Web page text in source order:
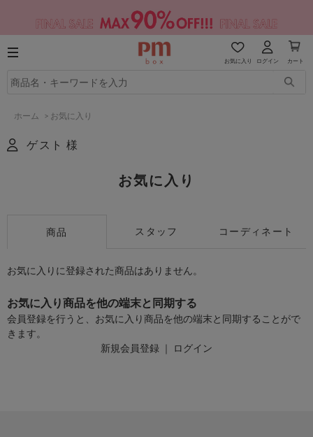
お気に入り ログイン カート
ホーム > お気に入り
ゲスト 様
お気に入り
商品 スタッフ コーディネート
お気に入りに登録された商品はありません。
お気に入り商品を他の端末と同期する
会員登録を行うと、お気に入り商品を他の端末と同期することがで
きます。
新規会員登録 ｜ ログイン